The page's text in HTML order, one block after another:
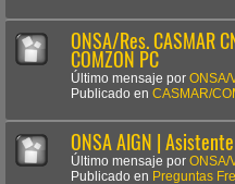
ONSA/Res. CASMAR
COMZON PC
Último mensaje por ONSA/
Publicado en CASMAR/
ONSA AIGN |
Último mensaje por ONSA/
Publicado en Preguntas